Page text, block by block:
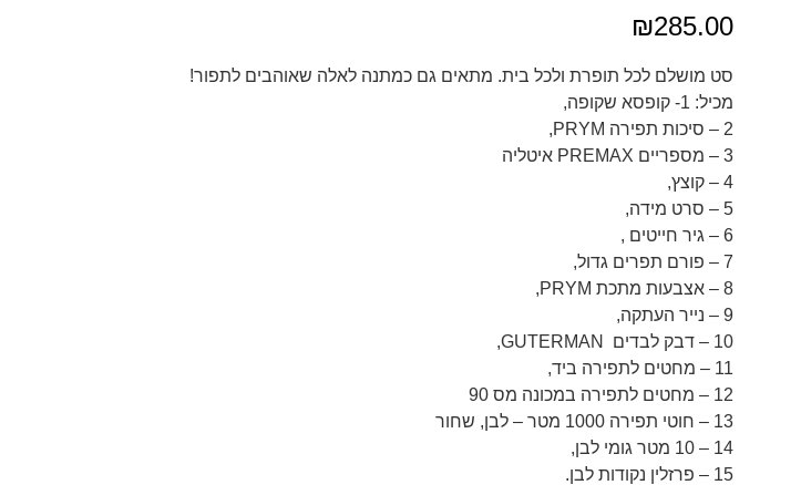
₪285.00
סט מושלם לכל תופרת ולכל בית. מתאים גם כמתנה לאלה שאוהבים לתפור!
מכיל: 1- קופסא שקופה,
2 – סיכות תפירה PRYM,
3 – מספריים PREMAX איטליה
4 – קוצץ,
5 – סרט מידה,
6 – גיר חייטים ,
7 – פורם תפרים גדול,
8 – אצבעות מתכת PRYM,
9 – נייר העתקה,
10 – דבק לבדים GUTERMAN,
11 – מחטים לתפירה ביד,
12 – מחטים לתפירה במכונה מס 90
13 – חוטי תפירה 1000 מטר – לבן, שחור
14 – 10 מטר גומי לבן,
15 – פרזלין נקודות לבן.